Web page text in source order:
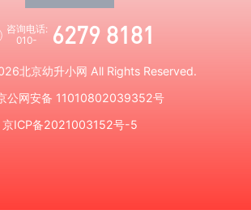
咨询电话:
010-
6279 8181
北京幼升小网 All Rights Reserved.
公网安备 11010802039352号
京ICP备2021003152号-5